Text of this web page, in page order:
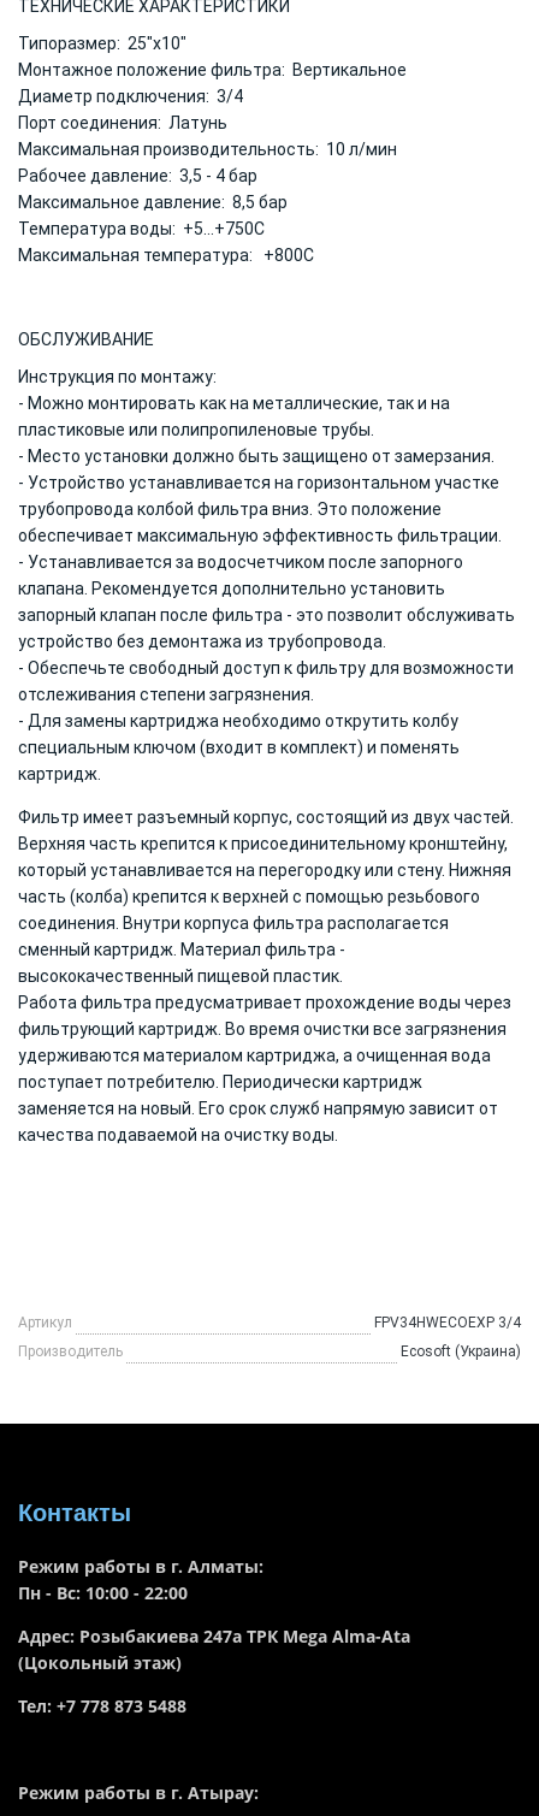
ТЕХНИЧЕСКИЕ ХАРАКТЕРИСТИКИ
Типоразмер: 25"х10"
Монтажное положение фильтра: Вертикальное
Диаметр подключения: 3/4
Порт соединения: Латунь
Максимальная производительность: 10 л/мин
Рабочее давление: 3,5 - 4 бар
Максимальное давление: 8,5 бар
Температура воды: +5...+750С
Максимальная температура: +800С
ОБСЛУЖИВАНИЕ
Инструкция по монтажу:
- Можно монтировать как на металлические, так и на
пластиковые или полипропиленовые трубы.
- Место установки должно быть защищено от замерзания.
- Устройство устанавливается на горизонтальном участке
трубопровода колбой фильтра вниз. Это положение
обеспечивает максимальную эффективность фильтрации.
- Устанавливается за водосчетчиком после запорного
клапана. Рекомендуется дополнительно установить
запорный клапан после фильтра - это позволит обслуживать
устройство без демонтажа из трубопровода.
- Обеспечьте свободный доступ к фильтру для возможности
отслеживания степени загрязнения.
- Для замены картриджа необходимо открутить колбу
специальным ключом (входит в комплект) и поменять
картридж.
Фильтр имеет разъемный корпус, состоящий из двух частей.
Верхняя часть крепится к присоединительному кронштейну,
который устанавливается на перегородку или стену. Нижняя
часть (колба) крепится к верхней с помощью резьбового
соединения. Внутри корпуса фильтра располагается
сменный картридж. Материал фильтра -
высококачественный пищевой пластик.
Работа фильтра предусматривает прохождение воды через
фильтрующий картридж. Во время очистки все загрязнения
удерживаются материалом картриджа, а очищенная вода
поступает потребителю. Периодически картридж
заменяется на новый. Его срок служб напрямую зависит от
качества подаваемой на очистку воды.
Артикул
FPV34HWECOEXP 3/4
Производитель
Ecosoft (Украина)
Контакты
Режим работы в г. Алматы:
Пн - Вс: 10:00 - 22:00
Адрес: Розыбакиева 247а ТРК Mega Alma-Ata
(Цокольный этаж)
Тел: +7 778 873 5488
Режим работы в г. Атырау: